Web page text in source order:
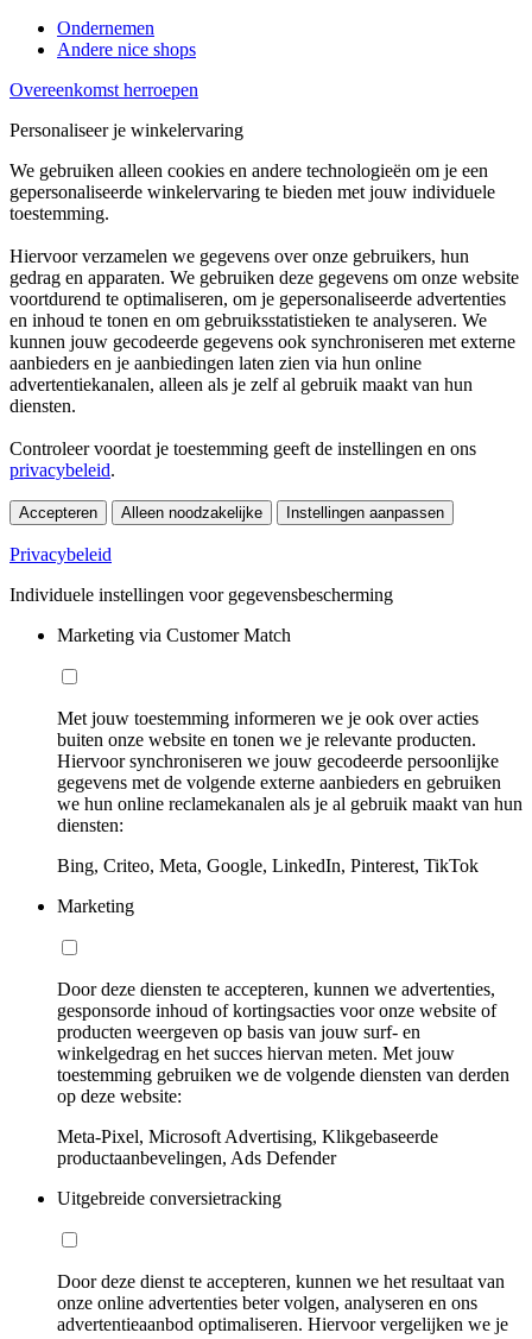
Ondernemen
Andere nice shops
Overeenkomst herroepen
Personaliseer je winkelervaring
We gebruiken alleen cookies en andere technologieën om je een
gepersonaliseerde winkelervaring te bieden met jouw individuele
toestemming.
Hiervoor verzamelen we gegevens over onze gebruikers, hun
gedrag en apparaten. We gebruiken deze gegevens om onze website
voortdurend te optimaliseren, om je gepersonaliseerde advertenties
en inhoud te tonen en om gebruiksstatistieken te analyseren. We
kunnen jouw gecodeerde gegevens ook synchroniseren met externe
aanbieders en je aanbiedingen laten zien via hun online
advertentiekanalen, alleen als je zelf al gebruik maakt van hun
diensten.
Controleer voordat je toestemming geeft de instellingen en ons
privacybeleid.
Accepteren Alleen noodzakelijke Instellingen aanpassen
Privacybeleid
Individuele instellingen voor gegevensbescherming
Marketing via Customer Match
Met jouw toestemming informeren we je ook over acties
buiten onze website en tonen we je relevante producten.
Hiervoor synchroniseren we jouw gecodeerde persoonlijke
gegevens met de volgende externe aanbieders en gebruiken
we hun online reclamekanalen als je al gebruik maakt van hun
diensten:
Bing, Criteo, Meta, Google, LinkedIn, Pinterest, TikTok
Marketing
Door deze diensten te accepteren, kunnen we advertenties,
gesponsorde inhoud of kortingsacties voor onze website of
producten weergeven op basis van jouw surf- en
winkelgedrag en het succes hiervan meten. Met jouw
toestemming gebruiken we de volgende diensten van derden
op deze website:
Meta-Pixel, Microsoft Advertising, Klikgebaseerde
productaanbevelingen, Ads Defender
Uitgebreide conversietracking
Door deze dienst te accepteren, kunnen we het resultaat van
onze online advertenties beter volgen, analyseren en ons
advertentieaanbod optimaliseren. Hiervoor vergelijken we je